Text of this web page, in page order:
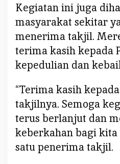
Kegiatan ini juga
masyarakat sekitar
menerima takjil.
terima kasih kepada
kepedulian dan
“Terima kasih
takjilnya. Semoga
terus berlanjut dan
keberkahan bagi kita
satu penerima takjil.